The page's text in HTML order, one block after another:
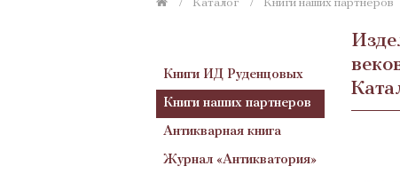
Каталог Книги наших партнеров
Книги ИД Руденцовых
Книги наших партнеров
Антикварная книга
Журнал «Антикватория»